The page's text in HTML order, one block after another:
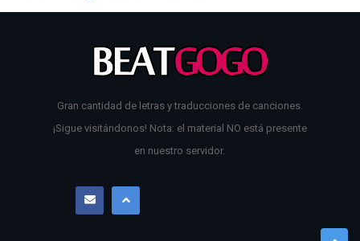
Gran cantidad de letras y traducciones de canciones.
¡Sigue visitándonos! Nota: el material NO está presente
en nuestro servidor.